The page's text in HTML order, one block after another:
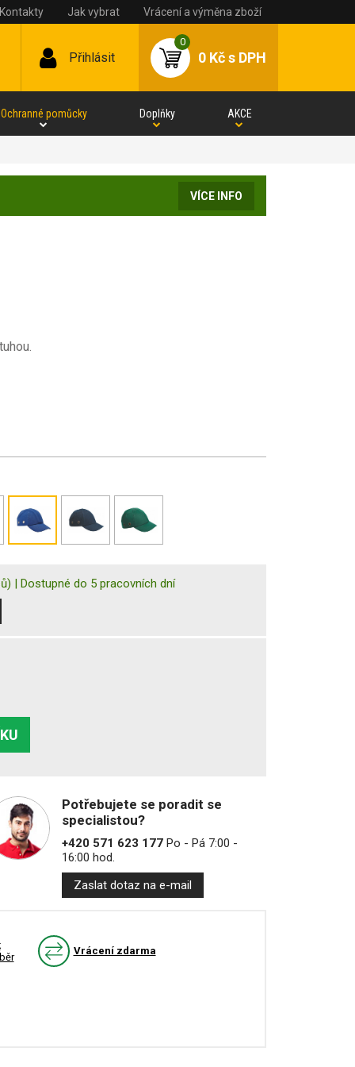
Kontakty Jak vybrat Vrácení a výměna zboží
Přihlásit
0
0 Kčs DPH
Ochranné pomůcky Doplňky AKCE
VÍCE INFO
|Dostupné do 5 pracovních dní
Potřebujete se poradit se
specialistou?
+420 571 623 177Po - Pá 7:00 -
16:00 hod.
Zaslat dotaz na e-mail
Vrácení zdarma